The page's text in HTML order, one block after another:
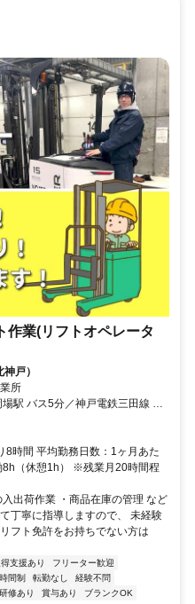
作業(リフトオペレータ
戸）
所
駅 バス5分／神戸電鉄三田線 田
分
8時間 平均勤務日数：1ヶ月あた
8h（休憩1h） ※残業月20時間程
出荷作業 ・商品在庫の管理 など
丁寧に指導しますので、 未経験
フト免許をお持ちでない方は
支援あり
フリーター歓迎
間制 転勤なし
経験不問
研修あり 賞与あり
ブランクOK